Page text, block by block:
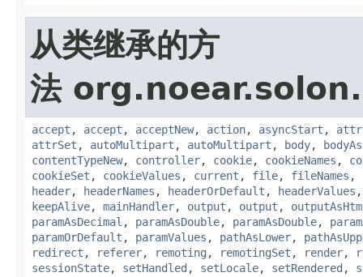
从类继承的方
法
accept , accept , acceptNew, action, asyncStart , attr
attrSet , autoMultipart , autoMultipart , body,
contentTypeNew, controller, cookie, cookieNames ,
cookieSet , cookieValues , current , file, fileNames ,
header, headerNames , headerOrDefault , headerValues
keepAlive, mainHandler, output , output ,
paramAsDecimal , paramAsDouble, paramAsDouble,
paramOrDefault , paramValues , pathAsLower,
redirect , referer, remoting , remotingSet , render,
sessionState, setHandled , setLocale, setRendered ,